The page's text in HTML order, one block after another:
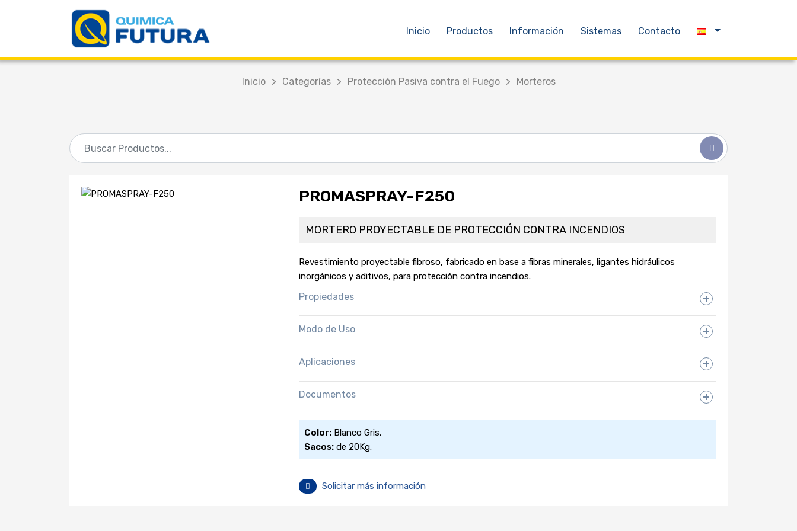
Inicio Productos Información Sistemas Contacto
Inicio > Categorías > Protección Pasiva contra el Fuego > Morteros
PROMASPRAY-F250
MORTERO PROYECTABLE DE PROTECCIÓN CONTRA INCENDIOS
Revestimiento proyectable fibroso, fabricado en base a fibras minerales, ligantes hidráulicos
inorgánicos y aditivos, para protección contra incendios.
Propiedades
Modo de Uso
Aplicaciones
Documentos
Ficha Técnica
Descargar
Color:Blanco Gris.
Sacos:de 20Kg.
Solicitar más información